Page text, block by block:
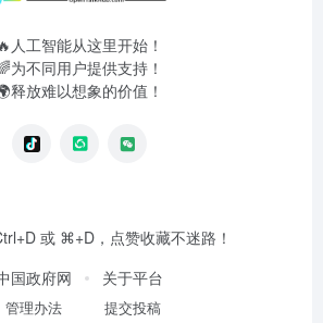
人工智能从这里开始！
为不同用户提供支持！
释放难以想象的价值！
或 ⌘+D，点赞收藏不迷路！
国政府网
管理办法
关于平台
提交投稿